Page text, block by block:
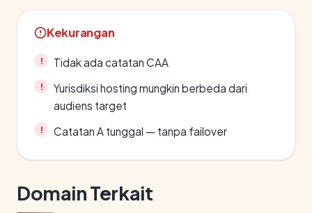
Kekurangan
Tidak ada catatan CAA
Yurisdiksi hosting mungkin berbeda dari
audiens target
Catatan A tunggal — tanpa failover
Domain Terkait